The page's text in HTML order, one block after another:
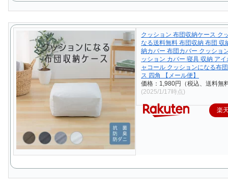
クッション 布団収納ケース ク
なる送料無料 布団収納 布団 収
納カバー 布団カバー クッショ
ッション カバー 寝具 収納 ア
ャコール クッションになる布
ス 四角 【メール便】
価格：1,980円（税込、送料無
(2025/1/17時点)
楽